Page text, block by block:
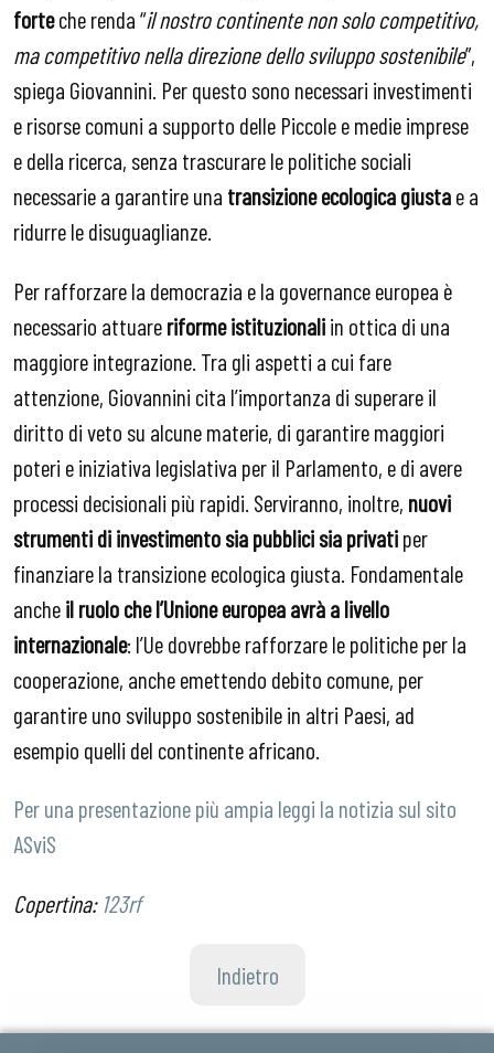
forteche renda “il nostro continente non solo competitivo,
ma competitivo nella direzione dello sviluppo sostenibile”,
spiega Giovannini. Per questo sono necessari investimenti
e risorse comuni a supporto delle Piccole e medie imprese
e della ricerca, senza trascurare le politiche sociali
necessarie a garantire una transizione ecologica giustae a
ridurre le disuguaglianze.
Per rafforzare la democrazia e la governance europea è
necessario attuareriforme istituzionaliin ottica di una
maggiore integrazione. Tra gli aspetti a cui fare
attenzione, Giovannini cita l’importanza di superare il
diritto di veto su alcune materie, di garantire maggiori
poteri e iniziativa legislativa per il Parlamento, e di avere
processi decisionali più rapidi. Serviranno, inoltre, nuovi
strumenti di investimento sia pubblici sia privatiper
finanziare la transizione ecologica giusta. Fondamentale
ancheil ruolo che l’Unione europea avrà a livello
internazionale: l’Ue dovrebbe rafforzare le politiche per la
cooperazione, anche emettendo debito comune, per
garantire uno sviluppo sostenibile in altri Paesi, ad
esempio quelli del continente africano.
Per una presentazione più ampia leggi la notizia sul sito
ASviS
Copertina: 123rf
Indietro